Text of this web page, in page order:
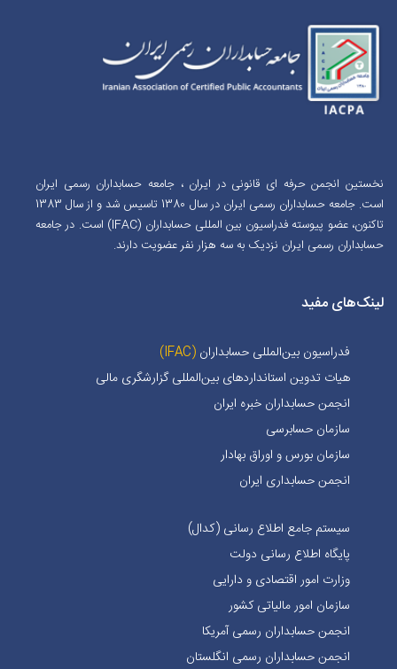
نخستین انجمن حرفه ای قانونی در ایران ، جامعه حسابداران رسمی ایران
است. جامعه حسابداران رسمی ایران در سال 1380 تاسیس شد و از سال 1383
تاکنون، عضو پیوسته فدراسیون بین المللی حسابداران (IFAC) است. در جامعه
حسابداران رسمی ایران نزدیک به سه هزار نفر عضویت دارند.
لینک‌های مفید
فدراسیون بین‌المللی حسابداران (IFAC)
هیات تدوین استانداردهای بین‌المللی گزارشگری مالی
انجمن حسابداران خبره ايران
سازمان حسابرسی
سازمان بورس و اوراق بهادار
انجمن حسابداری ایران
سیستم جامع اطلاع رسانی (کدال)
پایگاه اطلاع رسانی دولت
وزارت امور اقتصادی و دارایی
سازمان امور مالیاتی کشور
انجمن حسابداران رسمی آمریکا
انجمن حسابداران رسمی انگلستان